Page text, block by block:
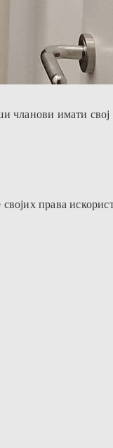
чланови имати свој
права